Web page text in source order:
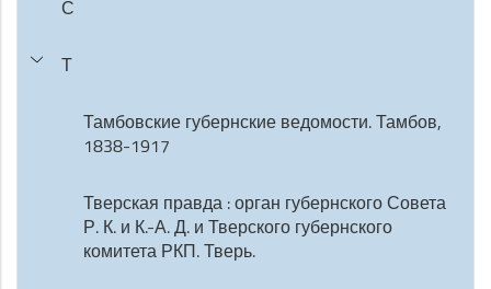
С
Т
Тамбовские губернские ведомости. Тамбов,
1838-1917
Тверская правда : орган губернского Совета
Р. К. и К.-А. Д. и Тверского губернского
комитета РКП. Тверь.